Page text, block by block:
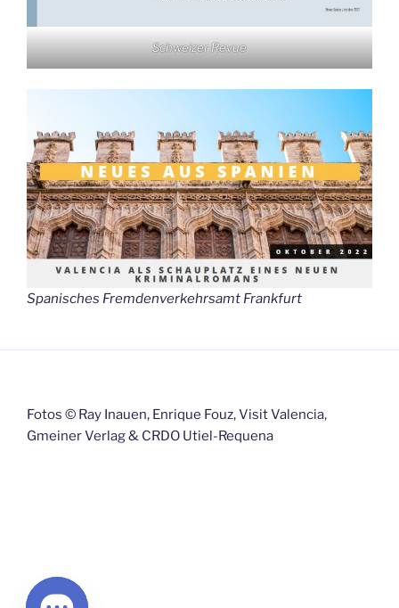
Schweizer Revue
Spanisches Fremdenverkehrsamt Frankfurt
Fotos © Ray Inauen, Enrique Fouz, Visit Valencia,
Gmeiner Verlag & CRDO Utiel-Requena